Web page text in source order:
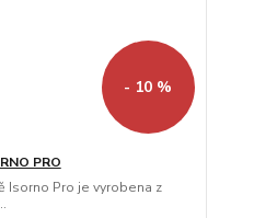
- 10 %
PRO
Isorno Pro je vyrobena z